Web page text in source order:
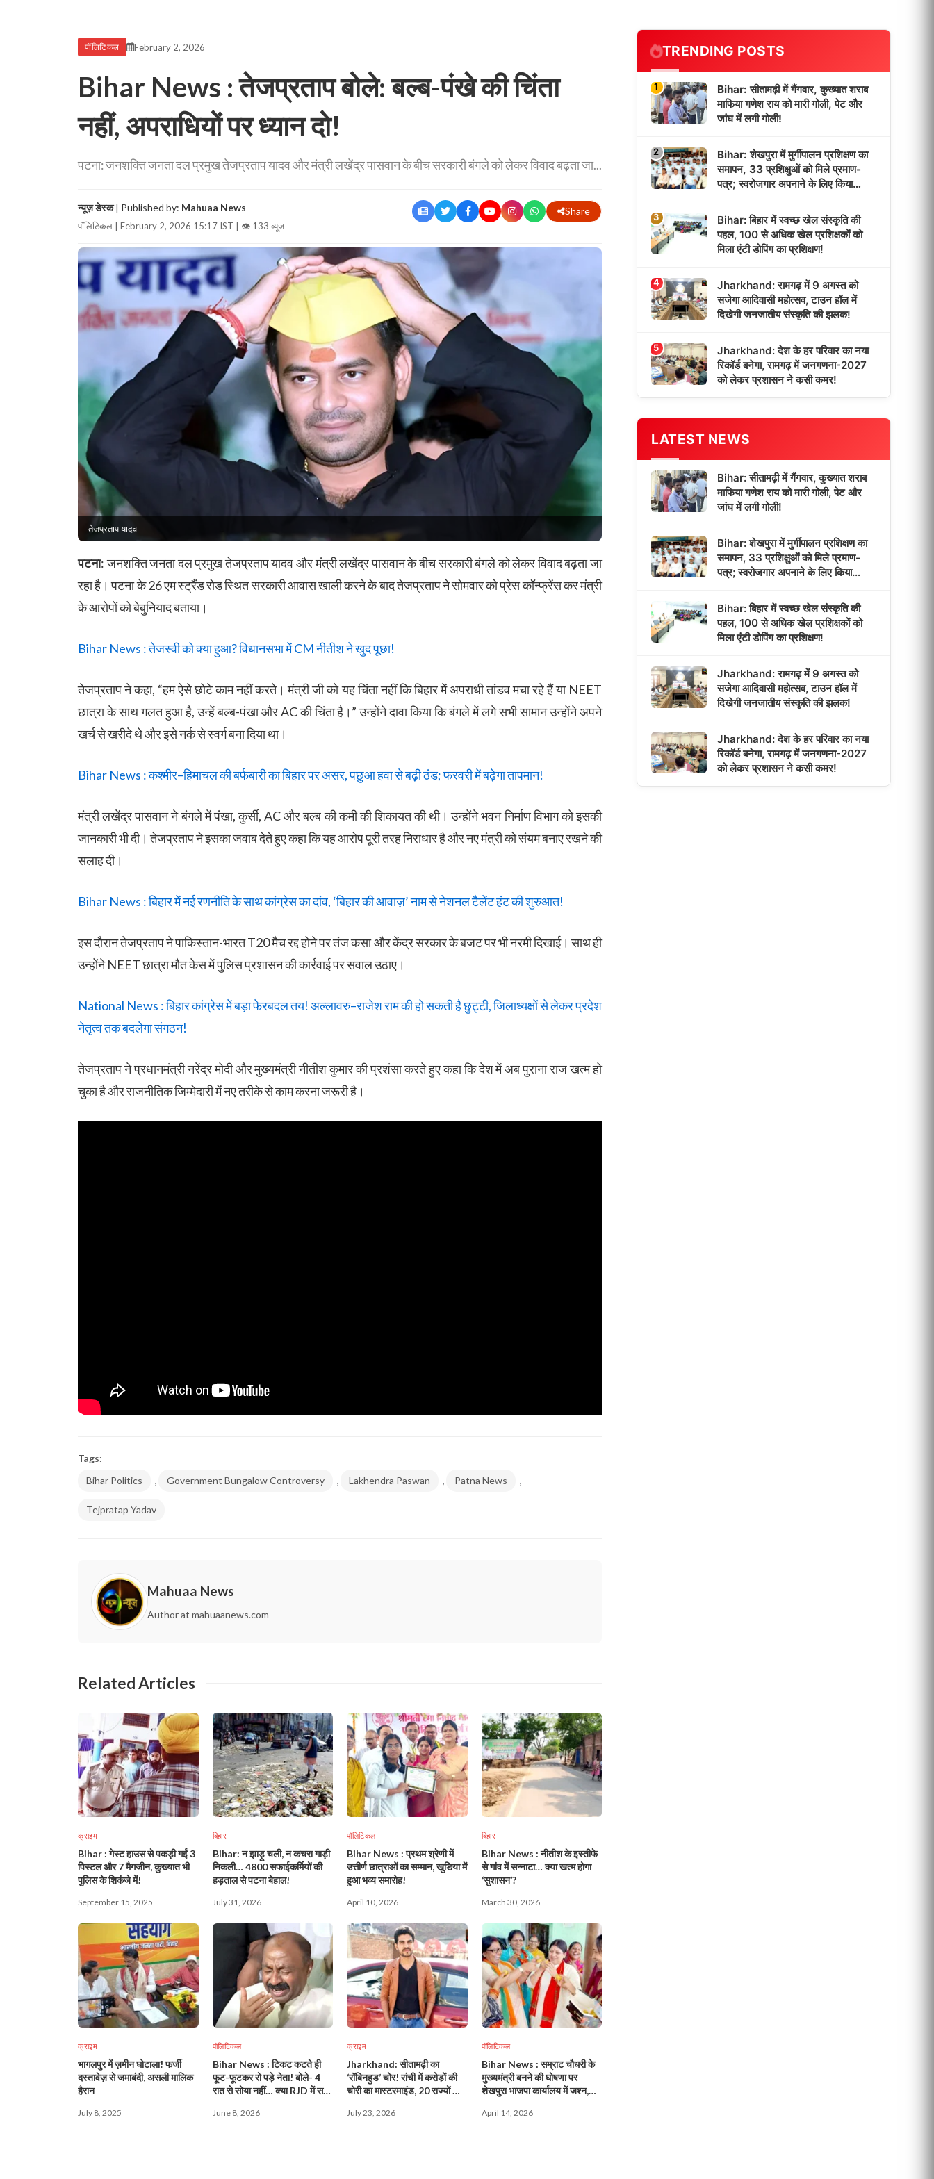
पॉलिटिकल February 2, 2026
Bihar News : तेजप्रताप बोले: बल्ब-पंखे की चिंता
नहीं, अपराधियों पर ध्यान दो!
पटना: जनशक्ति जनता दल प्रमुख तेजप्रताप यादव और मंत्री लखेंद्र पासवान के बीच सरकारी बंगले को लेकर विवाद बढ़ता जा...
न्यूज़ डेस्क| Published by: Mahuaa News
पॉलिटिकल | February 2, 2026 15:17 IST | 👁 133 व्यूज
Share
तेजप्रताप यादव
पटना: जनशक्ति जनता दल प्रमुख तेजप्रताप यादव और मंत्री लखेंद्र पासवान के बीच सरकारी बंगले को लेकर विवाद बढ़ता जा
रहा है। पटना के 26 एम स्ट्रैंड रोड स्थित सरकारी आवास खाली करने के बाद तेजप्रताप ने सोमवार को प्रेस कॉन्फ्रेंस कर मंत्री
के आरोपों को बेबुनियाद बताया।
Bihar News : तेजस्वी को क्या हुआ? विधानसभा में CM नीतीश ने खुद पूछा!
तेजप्रताप ने कहा, “हम ऐसे छोटे काम नहीं करते। मंत्री जी को यह चिंता नहीं कि बिहार में अपराधी तांडव मचा रहे हैं या NEET
छात्रा के साथ गलत हुआ है, उन्हें बल्ब-पंखा और AC की चिंता है।” उन्होंने दावा किया कि बंगले में लगे सभी सामान उन्होंने अपने
खर्च से खरीदे थे और इसे नर्क से स्वर्ग बना दिया था।
Bihar News : कश्मीर–हिमाचल की बर्फबारी का बिहार पर असर, पछुआ हवा से बढ़ी ठंड; फरवरी में बढ़ेगा तापमान!
मंत्री लखेंद्र पासवान ने बंगले में पंखा, कुर्सी, AC और बल्ब की कमी की शिकायत की थी। उन्होंने भवन निर्माण विभाग को इसकी
जानकारी भी दी। तेजप्रताप ने इसका जवाब देते हुए कहा कि यह आरोप पूरी तरह निराधार है और नए मंत्री को संयम बनाए रखने की
सलाह दी।
Bihar News : बिहार में नई रणनीति के साथ कांग्रेस का दांव, ‘बिहार की आवाज़’ नाम से नेशनल टैलेंट हंट की शुरुआत!
इस दौरान तेजप्रताप ने पाकिस्तान-भारत T20 मैच रद्द होने पर तंज कसा और केंद्र सरकार के बजट पर भी नरमी दिखाई। साथ ही
उन्होंने NEET छात्रा मौत केस में पुलिस प्रशासन की कार्रवाई पर सवाल उठाए।
National News : बिहार कांग्रेस में बड़ा फेरबदल तय! अल्लावरु–राजेश राम की हो सकती है छुट्टी, जिलाध्यक्षों से लेकर प्रदेश
नेतृत्व तक बदलेगा संगठन!
तेजप्रताप ने प्रधानमंत्री नरेंद्र मोदी और मुख्यमंत्री नीतीश कुमार की प्रशंसा करते हुए कहा कि देश में अब पुराना राज खत्म हो
चुका है और राजनीतिक जिम्मेदारी में नए तरीके से काम करना जरूरी है।
Tags:
Bihar Politics
, Government Bungalow Controversy , Lakhendra Paswan , Patna News ,
Tejpratap Yadav
Mahuaa News
Author at mahuaanews.com
Related Articles
क्राइम
Bihar : गेस्ट हाउस से पकड़ी गईं 3
पिस्टल और 7 मैगजीन, कुख्यात भी
पुलिस के शिकंजे में!
September 15, 2025
बिहार
Bihar: न झाड़ू चली, न कचरा गाड़ी
निकली… 4800 सफाईकर्मियों की
हड़ताल से पटना बेहाल!
July 31, 2026
पॉलिटिकल
Bihar News : प्रथम श्रेणी में
उत्तीर्ण छात्राओं का सम्मान, खुडिया में
हुआ भव्य समारोह!
April 10, 2026
बिहार
Bihar News : नीतीश के इस्तीफे
से गांव में सन्नाटा… क्या खत्म होगा
‘सुशासन’?
March 30, 2026
क्राइम
भागलपुर में ज़मीन घोटाला! फर्जी
दस्तावेज़ से जमाबंदी, असली मालिक
हैरान
July 8, 2025
पॉलिटिकल
Bihar News : टिकट कटते ही
फूट-फूटकर रो पड़े नेता! बोले- 4
रात से सोया नहीं… क्या RJD में सब
June 8, 2026
क्राइम
Jharkhand: सीतामढ़ी का
‘रॉबिनहुड’ चोर! रांची में करोड़ों की
चोरी का मास्टरमाइंड, 20 राज्यों की
July 23, 2026
पॉलिटिकल
Bihar News : सम्राट चौधरी के
मुख्यमंत्री बनने की घोषणा पर
शेखपुरा भाजपा कार्यालय में जश्न,
April 14, 2026
TRENDING POSTS
1
Bihar: सीतामढ़ी में गैंगवार, कुख्यात शराब
माफिया गणेश राय को मारी गोली, पेट और
जांघ में लगी गोली!
2
Bihar: शेखपुरा में मुर्गीपालन प्रशिक्षण का
समापन, 33 प्रशिक्षुओं को मिले प्रमाण-
पत्र; स्वरोजगार अपनाने के लिए किया
3
Bihar: बिहार में स्वच्छ खेल संस्कृति की
पहल, 100 से अधिक खेल प्रशिक्षकों को
मिला एंटी डोपिंग का प्रशिक्षण!
4
Jharkhand: रामगढ़ में 9 अगस्त को
सजेगा आदिवासी महोत्सव, टाउन हॉल में
दिखेगी जनजातीय संस्कृति की झलक!
5
Jharkhand: देश के हर परिवार का नया
रिकॉर्ड बनेगा, रामगढ़ में जनगणना-2027
को लेकर प्रशासन ने कसी कमर!
LATEST NEWS
Bihar: सीतामढ़ी में गैंगवार, कुख्यात शराब
माफिया गणेश राय को मारी गोली, पेट और
जांघ में लगी गोली!
Bihar: शेखपुरा में मुर्गीपालन प्रशिक्षण का
समापन, 33 प्रशिक्षुओं को मिले प्रमाण-
पत्र; स्वरोजगार अपनाने के लिए किया
Bihar: बिहार में स्वच्छ खेल संस्कृति की
पहल, 100 से अधिक खेल प्रशिक्षकों को
मिला एंटी डोपिंग का प्रशिक्षण!
Jharkhand: रामगढ़ में 9 अगस्त को
सजेगा आदिवासी महोत्सव, टाउन हॉल में
दिखेगी जनजातीय संस्कृति की झलक!
Jharkhand: देश के हर परिवार का नया
रिकॉर्ड बनेगा, रामगढ़ में जनगणना-2027
को लेकर प्रशासन ने कसी कमर!